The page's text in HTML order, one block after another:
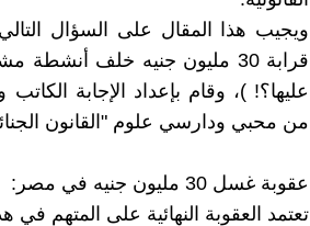
ويجيب هذا المقال على السؤال
قرابة 30 مليون جنيه خلف
عليها؟! )، وقام بإعداد الإجابة
من محبي ودارسي علوم "القانون
عقوبة غسل 30 مليون جنيه في مصر:
تعتمد العقوبة النهائية على المتهم